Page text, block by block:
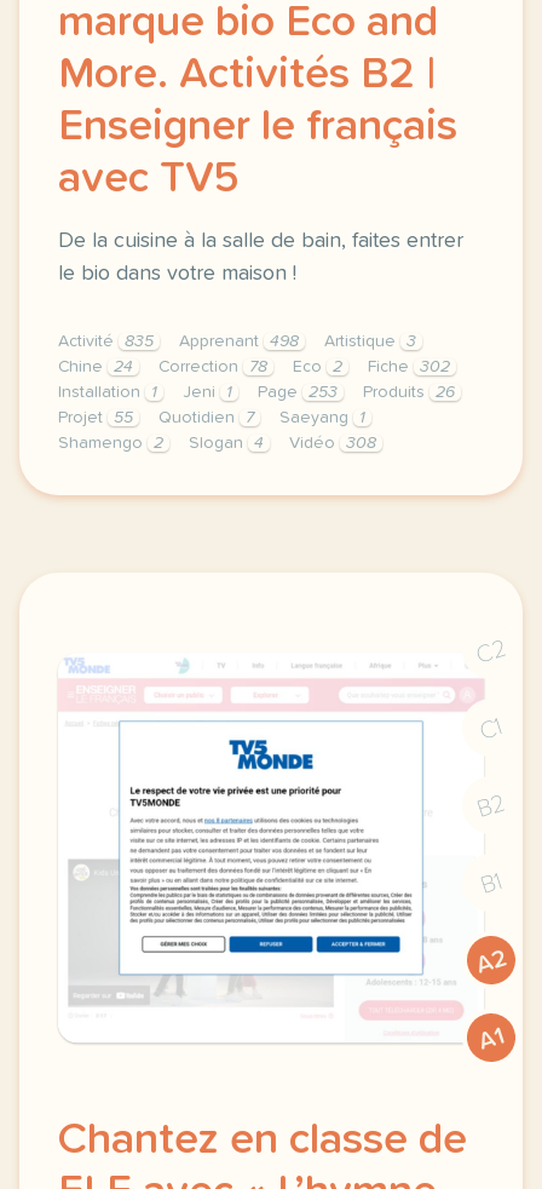
marque bio Eco and
More. Activités B2 |
Enseigner le français
avec TV5
De la cuisine à la salle de bain, faites entrer
le bio dans votre maison !
Activité 835 Apprenant 498 Artistique
3
Chine
24 Correction 78 Eco 2 Fiche
302
Installation
1 Jeni 1 Page 253 Produits
26
Projet
55 Quotidien 7 Saeyang
1
Shamengo
2 Slogan 4 Vidéo 308
le respect de votre vie privee est une priorite
C2
C1
B2
B1
A2
A1
Chantez en classe de